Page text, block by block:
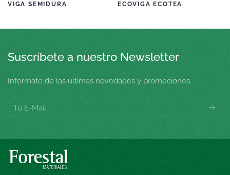
VIGA SEMIDURA ECOVIGA ECOTEA
Suscríbete a nuestro Newsletter
Informate de las ultimas novedades y promociones.